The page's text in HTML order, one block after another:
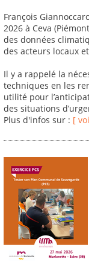
François
2026 à Ceva
des données
des acteurs locaux
Il y a rappelé la
techniques en les
utilité pour
des situations
Plus d'infos sur : [